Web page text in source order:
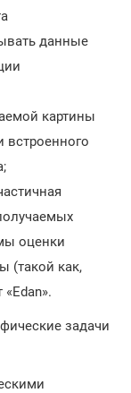
данные
картины
встроенного
оценки
(такой как,
«Edan».
задачи